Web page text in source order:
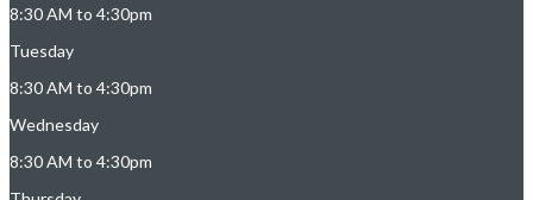
8:30 AM to 4:30pm
Tuesday
8:30 AM to 4:30pm
Wednesday
8:30 AM to 4:30pm